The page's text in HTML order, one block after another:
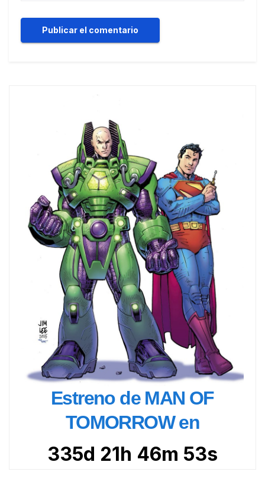
Estreno de MAN OF
TOMORROW en
335d 21h 46m 52s